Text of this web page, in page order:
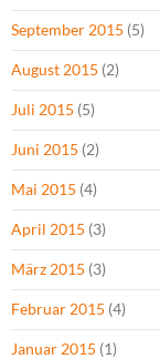
September 2015 (5)
August 2015 (2)
Juli 2015 (5)
Juni 2015 (2)
Mai 2015 (4)
April 2015 (3)
März 2015 (3)
Februar 2015 (4)
Januar 2015 (1)